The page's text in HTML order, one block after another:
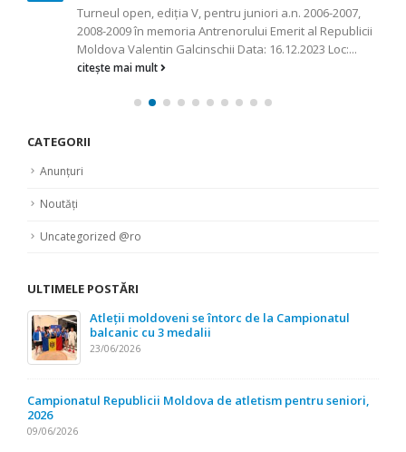
Turneul open, ediția V, pentru juniori a.n. 2006-2007,
2008-2009 în memoria Antrenorului Emerit al Republicii
Moldova Valentin Galcinschii Data: 16.12.2023 Loc:...
citește mai mult
CATEGORII
Anunțuri
Noutăți
Uncategorized @ro
ULTIMELE POSTĂRI
Atleții moldoveni se întorc de la Campionatul
balcanic cu 3 medalii
23/06/2026
Campionatul Republicii Moldova de atletism pentru seniori,
2026
09/06/2026